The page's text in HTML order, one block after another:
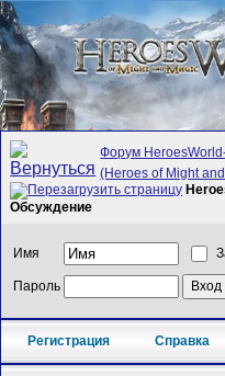
Форум
(Heroes of Might
Обсуждение
Имя
Пароль
Регистрация Справка